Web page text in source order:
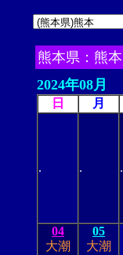
熊本県：熊本
2024年08月
日 月
. . .
04
大潮
05
大潮